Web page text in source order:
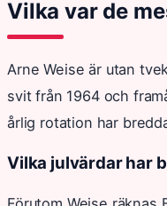
Vilka var de
Arne Weise är utan
svit från 1964 och
årlig rotation har
Vilka julvärdar har